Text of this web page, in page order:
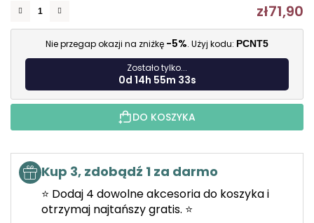
zł71,90
Nie przegap okazji na zniżkę -5%. Użyj kodu: PCNT5
Zostało tylko...
0d 14h 55m 32s
DO KOSZYKA
Kup 3, zdobądź 1 za darmo
⭐ Dodaj 4 dowolne akcesoria do koszyka i
otrzymaj najtańszy gratis. ⭐